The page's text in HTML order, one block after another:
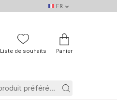
FR
DE
NL
BE
FR
Liste de souhaits Panier